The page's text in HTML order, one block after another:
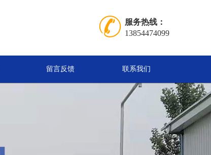
服务热线：
13854474099
留言反馈 联系我们